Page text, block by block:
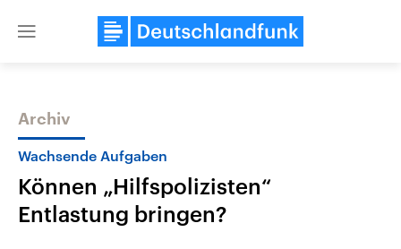
Close
Themen
Archiv
Wachsende Aufgaben
Können „Hilfspolizisten“
Entlastung bringen?